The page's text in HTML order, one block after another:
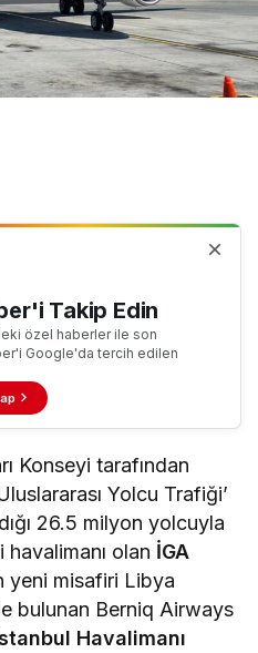
Takip Edin
özel haberler ile son
Google'da tercih edilen
Konseyi tarafından
Yolcu Trafiği’
26.5 milyon yolcuyla
olan İGA
yeni misafiri Libya
bulunan Berniq Airways
Havalimanı